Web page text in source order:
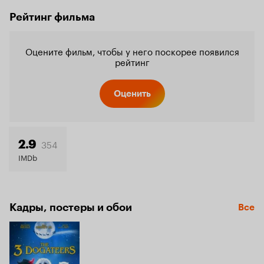
Рейтинг фильма
Оцените фильм, чтобы у него поскорее появился
рейтинг
Оценить
2.9 354
IMDb
Кадры, постеры и обои Все